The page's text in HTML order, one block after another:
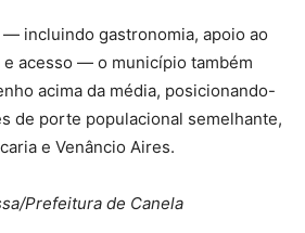
incluindo gastronomia, apoio ao
acesso — o município também
acima da média, posicionando-
de porte populacional semelhante,
e Venâncio Aires.
Prefeitura de Canela